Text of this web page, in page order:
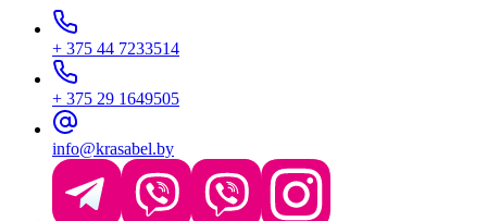
+ 375 44 7233514
+ 375 29 1649505
info@krasabel.by